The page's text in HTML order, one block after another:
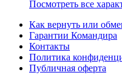
Посмотреть все
Как вернуть или
Гарантии Командира
Контакты
Политика
Публичная оферта